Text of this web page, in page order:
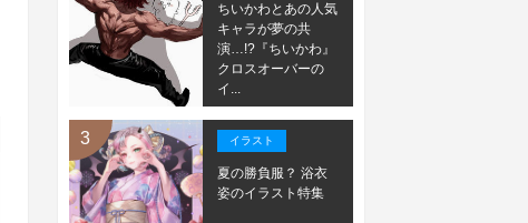
ちいかわとあの人気
キャラが夢の共
演…!?『ちいかわ』
クロスオーバーの
イ...
イラスト
夏の勝負服？ 浴衣
姿のイラスト特集